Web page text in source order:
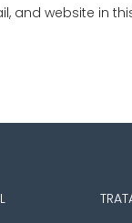
and website in